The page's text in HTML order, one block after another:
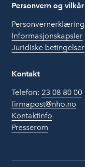
Personvern og vilkår
Personvernerklæring
Informasjonskapsler
Juridiske betingelser
Kontakt
Telefon: 23 08 80 00
firmapost@nho.no
Kontaktinfo
Presserom